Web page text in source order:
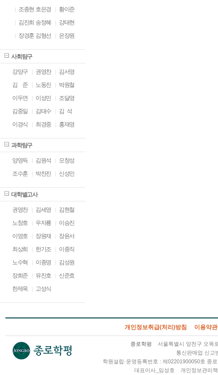
조종현 호은경
황이준
김진희 송정혜
강태현
장경훈 김형선 은장원
사회탐구
강양구 권영찬
김서영
김
준 노동진
박원철
이두연
이성민
조달영
김중일
김태수
김 석
이경식
최경중 홍재영
과학탐구
양영득 김원석
모창성
조수훈
박찬진 신성민
대학별고사
권영찬 김세영
김현철
노창호
우자룡
이승진
이영호
장원재
장윤서
최상희
한기조
이종직
노수혁
이종명
김성원
장희준
유진호
신준효
한제욱
고성식
개인정보취급(처리)방침 이용약관
종로학평
서울특별시 양천구 오목
통신판매업 신고
학원설립·운영등록번호 : 제02201900050호 종
대표이사_임성호
개인정보관리